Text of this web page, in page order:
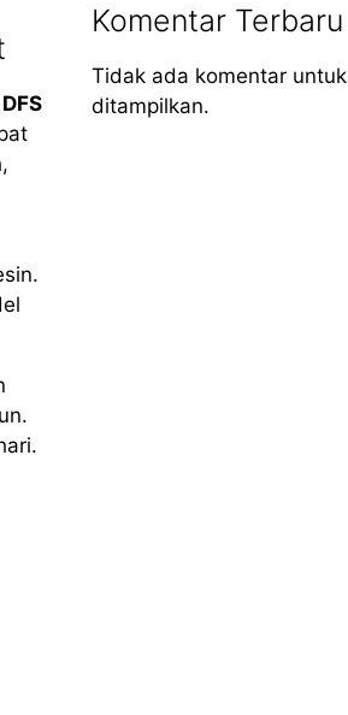
DFS
Komentar Terbaru
Tidak ada komentar untuk
ditampilkan.